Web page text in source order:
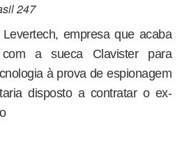
247
empresa que acaba
a sueca Clavister para
à prova de espionagem
disposto a contratar o ex-